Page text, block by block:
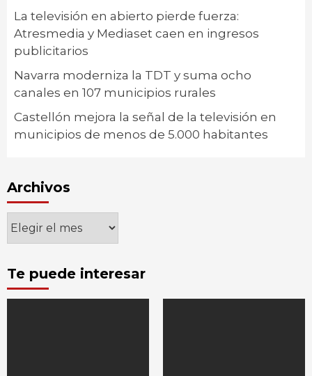
La televisión en abierto pierde fuerza:
Atresmedia y Mediaset caen en ingresos
publicitarios
Navarra moderniza la TDT y suma ocho
canales en 107 municipios rurales
Castellón mejora la señal de la televisión en
municipios de menos de 5.000 habitantes
Archivos
Te puede interesar